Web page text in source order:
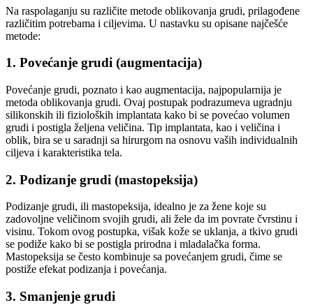
Na raspolaganju su različite metode oblikovanja grudi, prilagođene
različitim potrebama i ciljevima. U nastavku su opisane najčešće
metode:
1. Povećanje grudi (augmentacija)
Povećanje grudi, poznato i kao augmentacija, najpopularnija je
metoda oblikovanja grudi. Ovaj postupak podrazumeva ugradnju
silikonskih ili fizioloških implantata kako bi se povećao volumen
grudi i postigla željena veličina. Tip implantata, kao i veličina i
oblik, bira se u saradnji sa hirurgom na osnovu vaših individualnih
ciljeva i karakteristika tela.
2. Podizanje grudi (mastopeksija)
Podizanje grudi, ili mastopeksija, idealno je za žene koje su
zadovoljne veličinom svojih grudi, ali žele da im povrate čvrstinu i
visinu. Tokom ovog postupka, višak kože se uklanja, a tkivo grudi
se podiže kako bi se postigla prirodna i mladalačka forma.
Mastopeksija se često kombinuje sa povećanjem grudi, čime se
postiže efekat podizanja i povećanja.
3. Smanjenje grudi